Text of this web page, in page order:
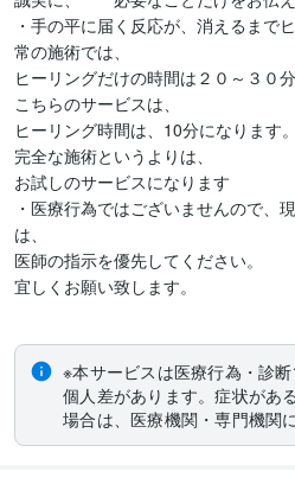
・手の平に届く反応が、消えるまで
常の施術では、
ヒーリングだけの時間は２０～３０分
こちらのサービスは、
ヒーリング時間は、10分になります。
完全な施術というよりは、
お試しのサービスになります
・医療行為ではございませんので、
は、
医師の指示を優先してください。
宜しくお願い致します。
※本サービスは医療行為・診
個人差があります。症状があ
場合は、医療機関・専門機関